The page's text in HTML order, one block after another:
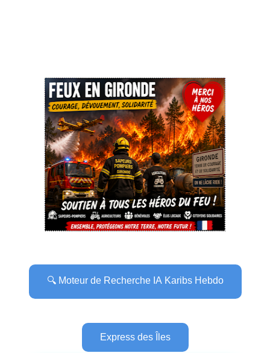
🔍 Moteur de Recherche IA Karibs Hebdo
Express des Îles